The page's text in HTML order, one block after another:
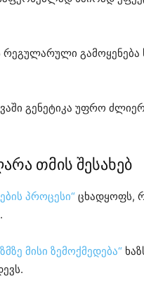
გამოყენება
გენეტიკა უფრო
თმის შესახებ
პროცესი“ ცხადყოფს,
მისი ზემოქმედება“